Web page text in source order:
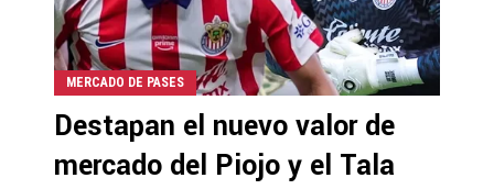
MERCADO DE PASES
Destapan el nuevo valor de
mercado del Piojo y el Tala